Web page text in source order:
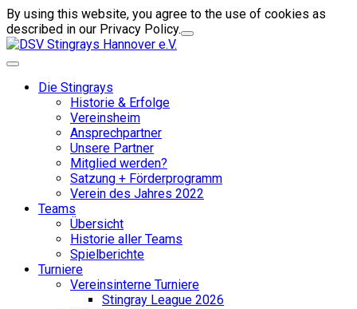
By using this website, you agree to the use of cookies as
described in our Privacy Policy.
Die Stingrays
Historie & Erfolge
Vereinsheim
Ansprechpartner
Unsere Partner
Mitglied werden?
Satzung + Förderprogramm
Verein des Jahres 2022
Teams
Übersicht
Historie aller Teams
Spielberichte
Turniere
Vereinsinterne Turniere
Stingray League 2026